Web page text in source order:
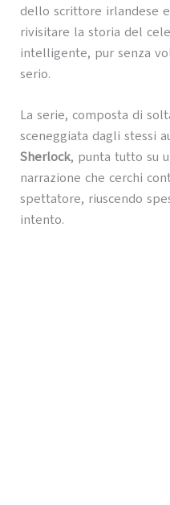
dello scrittore irlandese
rivisitare la storia del
intelligente, pur senza
serio.
La serie, composta di
sceneggiata dagli stessi
Sherlock, punta tutto su
narrazione che cerchi
spettatore, riuscendo
intento.